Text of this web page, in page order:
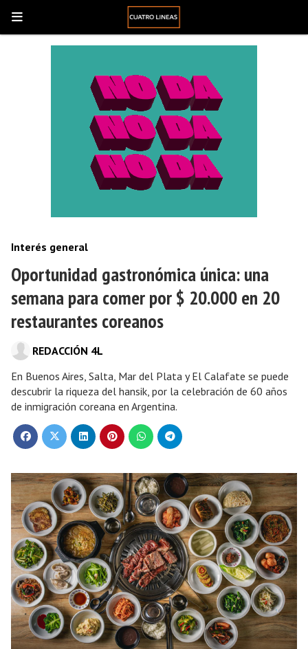
Oportunidad gastronómica única: una
semana para comer por $ 20.000 en 20
restaurantes coreanos
En Buenos Aires, Salta, Mar del Plata y El Calafate se puede
descubrir la riqueza del hansik, por la celebración de 60 años
de inmigración coreana en Argentina.
Interés general
REDACCIÓN 4L